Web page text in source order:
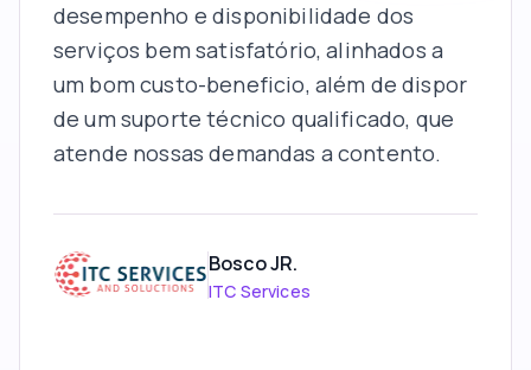
desempenho e disponibilidade dos
serviços bem satisfatório, alinhados a
um bom custo-beneficio, além de dispor
de um suporte técnico qualificado, que
atende nossas demandas a contento.
Bosco JR.
ITC Services